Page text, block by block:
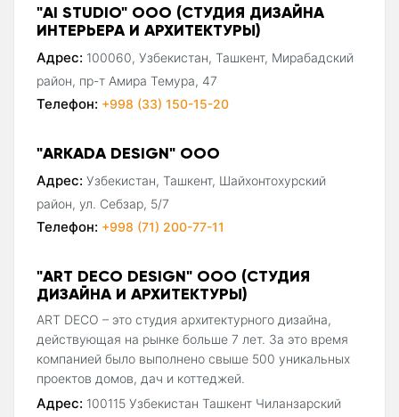
"AI STUDIO" ООО (СТУДИЯ ДИЗАЙНА
ИНТЕРЬЕРА И АРХИТЕКТУРЫ)
Адрес: 100060, Узбекистан, Ташкент, Мирабадский
район, пр-т Амира Темура, 47
Телефон: +998 (33) 150-15-20
"ARKADA DESIGN" ООО
Адрес: Узбекистан, Ташкент, Шайхонтохурский
район, ул. Себзар, 5/7
Телефон: +998 (71) 200-77-11
"ART DECO DESIGN" ООО (СТУДИЯ
ДИЗАЙНА И АРХИТЕКТУРЫ)
ART DECO – это студия архитектурного дизайна,
действующая на рынке больше 7 лет. За это время
компанией было выполнено свыше 500 уникальных
проектов домов, дач и коттеджей.
Адрес: 100115 Узбекистан Ташкент Чиланзарский